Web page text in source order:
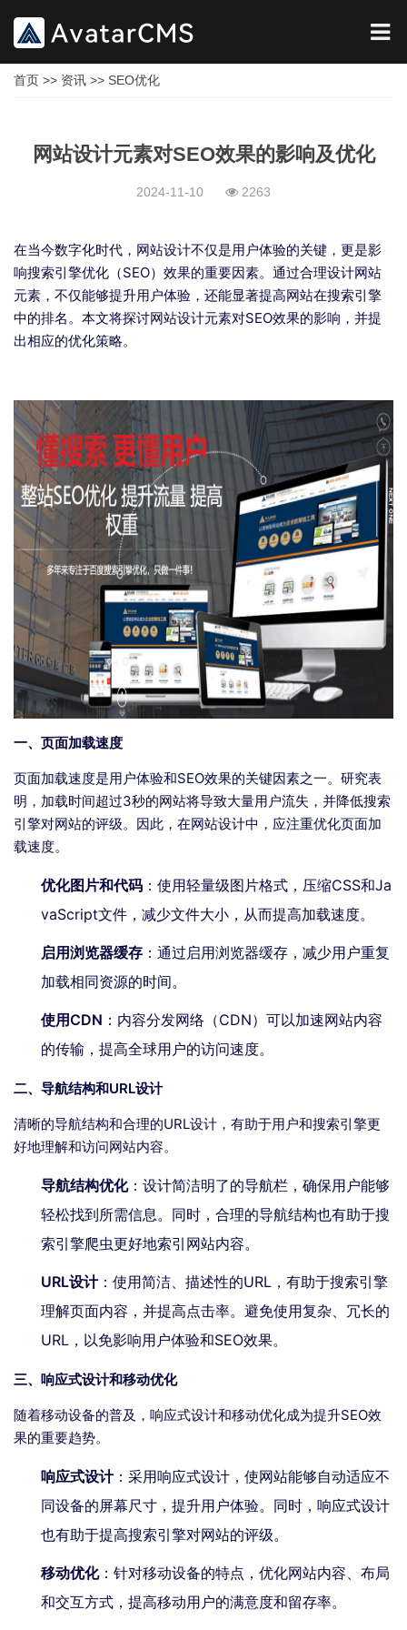
首页 >> 资讯 >> SEO优化
网站设计元素对SEO效果的影响及优化
2024-11-10 2263
在当今数字化时代，网站设计不仅是用户体验的关键，更是影
响搜索引擎优化（SEO）效果的重要因素。通过合理设计网站
元素，不仅能够提升用户体验，还能显著提高网站在搜索引擎
中的排名。本文将探讨网站设计元素对SEO效果的影响，并提
出相应的优化策略。
一、页面加载速度
页面加载速度是用户体验和SEO效果的关键因素之一。研究表
明，加载时间超过3秒的网站将导致大量用户流失，并降低搜索
引擎对网站的评级。因此，在网站设计中，应注重优化页面加
载速度。
优化图片和代码 ：使用轻量级图片格式，压缩CSS和Ja
vaScript文件，减少文件大小，从而提高加载速度。
启用浏览器缓存 ：通过启用浏览器缓存，减少用户重复
加载相同资源的时间。
使用CDN ：内容分发网络（CDN）可以加速网站内容
的传输，提高全球用户的访问速度。
二、导航结构和URL设计
清晰的导航结构和合理的URL设计，有助于用户和搜索引擎更
好地理解和访问网站内容。
导航结构优化：设计简洁明了的导航栏，确保用户能够
轻松找到所需信息。同时，合理的导航结构也有助于搜
索引擎爬虫更好地索引网站内容。
URL设计：使用简洁、描述性的URL，有助于搜索引擎
理解页面内容，并提高点击率。避免使用复杂、冗长的
URL，以免影响用户体验和SEO效果。
三、响应式设计和移动优化
随着移动设备的普及，响应式设计和移动优化成为提升SEO效
果的重要趋势。
响应式设计：采用响应式设计，使网站能够自动适应不
同设备的屏幕尺寸，提升用户体验。同时，响应式设计
也有助于提高搜索引擎对网站的评级。
移动优化：针对移动设备的特点，优化网站内容、布局
和交互方式，提高移动用户的满意度和留存率。